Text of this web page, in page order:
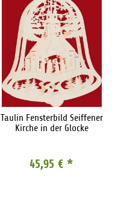
Taulin Fensterbild Seiffener
Kirche in der Glocke
45,95 € *